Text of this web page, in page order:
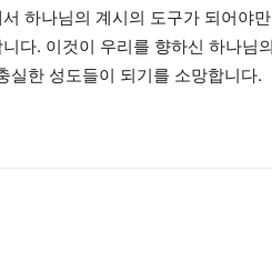
하나님의 계시의 도구가 되어야
다. 이것이 우리를 향하신 하나님
실한 성도들이 되기를 소망합니다.